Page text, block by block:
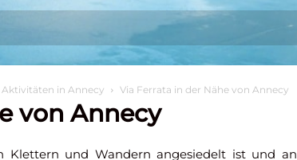
Sich niederlassen
in Annecy Via Ferrata in der Nähe von Annecy
von Annecy
Klettern und Wandern angesiedelt ist und an